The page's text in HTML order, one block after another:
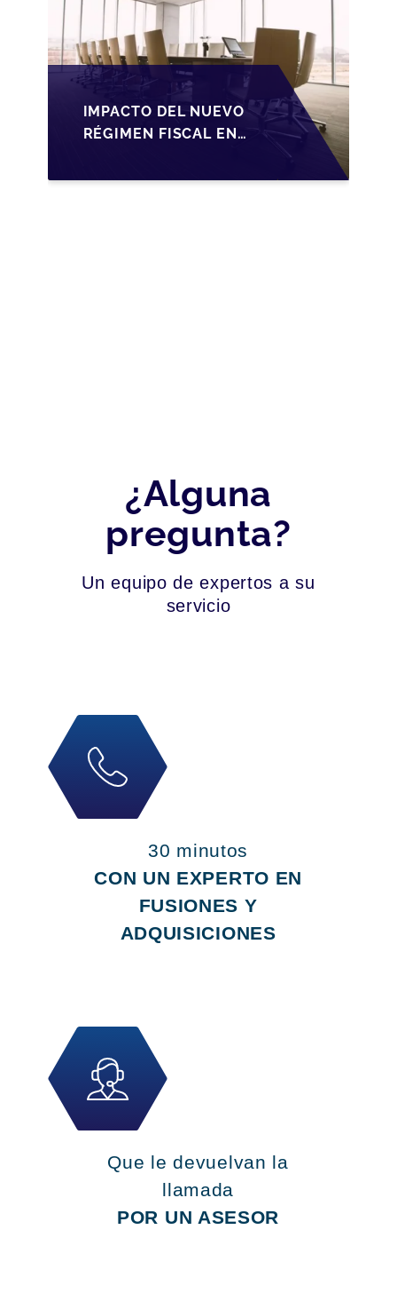
IMPACTO DEL NUEVO
RÉGIMEN FISCAL EN
PYMES EN ESPAÑA
¿Alguna
pregunta?
Un equipo de expertos a su
servicio
30 minutos
CON UN EXPERTO EN
FUSIONES Y
ADQUISICIONES
Que le devuelvan la
llamada
POR UN ASESOR